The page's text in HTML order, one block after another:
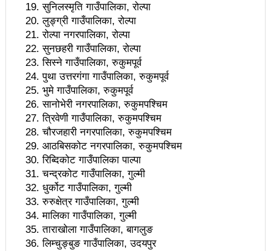
म्यागङमा माओवादीको प्रशिक्षण तथा सम्मान कार्यक्रम
यस्तो भयो नुवाकोटमा नवौँ पोस्टबहादुर बोगटी स्मृति दिवस
मिस गुरुङको पाँचौ संस्करणको तयारी पुरा
भ्रममा नपरौँ सञ्जालका सबै विषय समाचार होइनन्: काउन्सिल
अध्यक्ष बस्नेत
संविधान दिवस तीन दिन मनाउने सरकारको निर्णय
देशभरका ६ हजार ७ सय ४३ वडाबाट माओवादीको विशेष
अभियान सुरु
सामाजिक न्यायसहितको वैज्ञानिक समाजवाद
राष्ट्रसंघको महासभामा जलवायु परिवर्तनको मुद्दा प्रमुख रूपमा
उठाउँछौँ : प्रधानमन्त्री
सुनिलस्मृति गाउँपालिका, रोल्पा
लुङ्ग्री गाउँपालिका, रोल्पा
रोल्पा नगरपालिका, रोल्पा
सुनछहरी गाउँपालिका, रोल्पा
सिस्ने गाउँपालिका, रुकुमपूर्व
पुथा उत्तरगंगा गाउँपालिका, रुकुमपूर्व
भुमे गाउँपालिका, रुकुमपूर्व
सानोभेरी नगरपालिका, रुकुमपश्चिम
त्रिवेणी गाउँपालिका, रुकुमपश्चिम
चौरजहारी नगरपालिका, रुकुमपश्चिम
आठबिसकोट नगरपालिका, रुकुमपश्चिम
रिब्दिकोट गाउँपालिका पाल्पा
चन्द्रकोट गाउँपालिका, गुल्मी
धुर्कोट गाउँपालिका, गुल्मी
रुरुक्षेत्र गाउँपालिका, गुल्मी
मालिका गाउँपालिका, गुल्मी
ताराखोला गाउँपालिका, बागलुङ
लिम्चुङ्बुङ गाउँपालिका, उदयपुर